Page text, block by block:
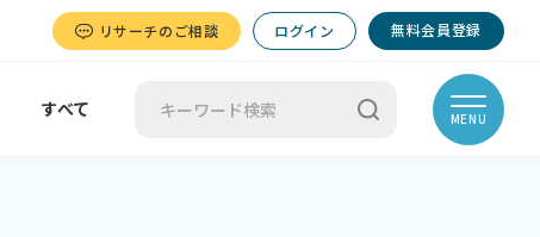
リサーチのご相談 ログイン 無料会員登録
すべて MENU